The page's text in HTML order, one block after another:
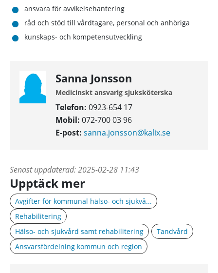
ansvara för avvikelsehantering
råd och stöd till vårdtagare, personal och anhöriga
kunskaps- och kompetensutveckling
Sanna Jonsson
Medicinskt ansvarig sjuksköterska
Telefon: 0923-654 17
Mobil: 072-700 03 96
E-post: sanna.jonsson@kalix.se
Senast uppdaterad:2025-02-28 11:43
Upptäck mer
Avgifter för kommunal hälso- och sjukvå...
Rehabilitering
Hälso- och sjukvård samt rehabilitering
Tandvård
Ansvarsfördelning kommun och region